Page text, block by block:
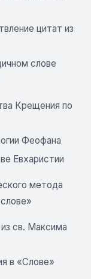
цитат из
слове
Крещения по
Феофана
Евхаристии
метода
св. Максима
в «Слове»